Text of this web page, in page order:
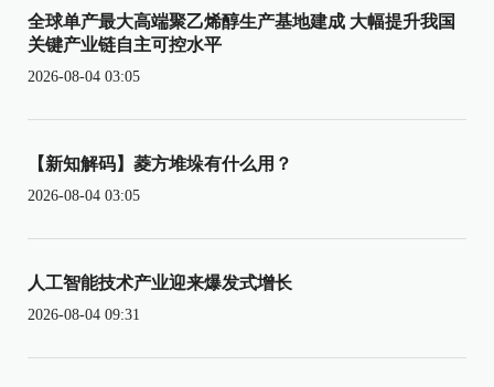
全球单产最大高端聚乙烯醇生产基地建成 大幅提升我国
关键产业链自主可控水平
2026-08-04 03:05
【新知解码】菱方堆垛有什么用？
2026-08-04 03:05
人工智能技术产业迎来爆发式增长
2026-08-04 09:31